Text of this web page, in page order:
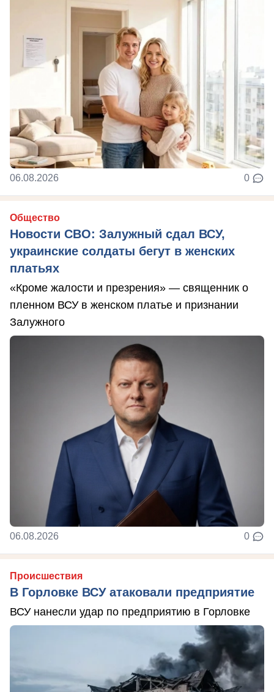
06.08.2026 0
Общество
Новости СВО: Залужный сдал ВСУ,
украинские солдаты бегут в женских
платьях
«Кроме жалости и презрения» — священник о
пленном ВСУ в женском платье и признании
Залужного
06.08.2026 0
Происшествия
В Горловке ВСУ атаковали предприятие
ВСУ нанесли удар по предприятию в Горловке